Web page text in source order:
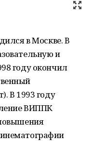
в Москве. В
и
году окончил
В 1993 году
ВИППК